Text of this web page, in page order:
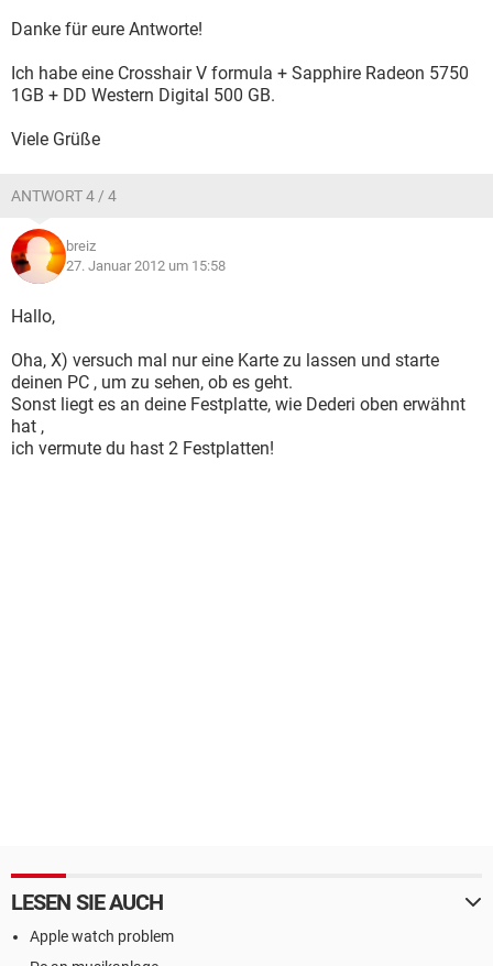
Danke für eure Antworte!
Ich habe eine Crosshair V formula + Sapphire Radeon 5750
1GB + DD Western Digital 500 GB.
Viele Grüße
ANTWORT 4 / 4
breiz
27. Januar 2012 um 15:58
Hallo,
Oha, X) versuch mal nur eine Karte zu lassen und starte
deinen PC , um zu sehen, ob es geht.
Sonst liegt es an deine Festplatte, wie Dederi oben erwähnt
hat ,
ich vermute du hast 2 Festplatten!
LESEN SIE AUCH
Apple watch problem